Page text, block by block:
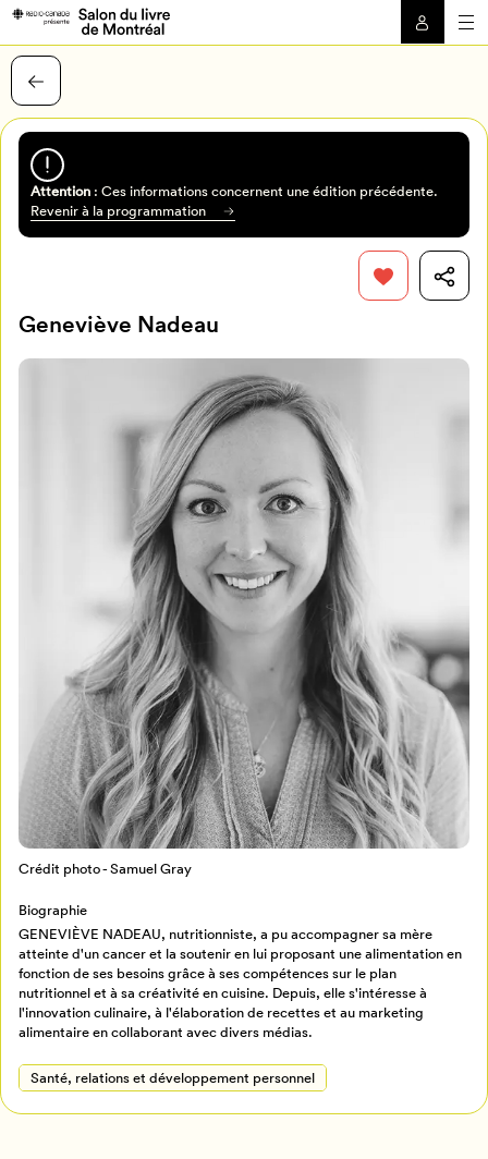
Mon Salon
Programmation
Billetterie
Retour à l’accueil
Attention: Ces informations concernent une édition précédente.
Revenir à la programmation
Geneviève Nadeau
Crédit photo - Samuel Gray
Biographie
GENEVIÈVE NADEAU, nutritionniste, a pu accom­pa­gner sa mère
atteinte d'un cancer et la soutenir en lui proposant une alimentation en
fonction de ses besoins grâce à ses compétences sur le plan
nutritionnel et à sa créativité en cuisine. Depuis, elle s'intéresse à
l'innovation culinaire, à l'élaboration de recettes et au marketing
alimentaire en collaborant avec divers médias.
Santé, relations et développement personnel
Pour enregistrer vos favoris,
connectez-vous ou créez votre profil
Mon Salon
Se connecter
Créer un profil
Annuler